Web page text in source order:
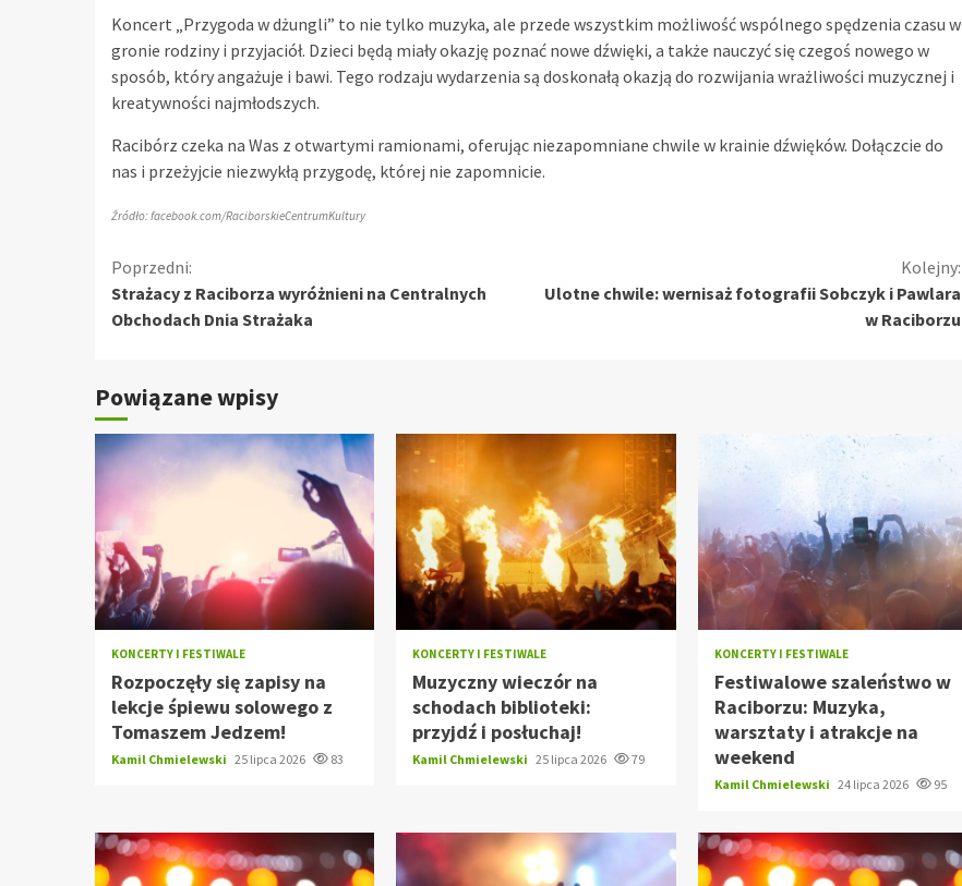
Koncert „Przygoda w dżungli” to nie tylko muzyka, ale przede wszystkim możliwość wspólnego spędzenia czasu w
gronie rodziny i przyjaciół. Dzieci będą miały okazję poznać nowe dźwięki, a także nauczyć się czegoś nowego w
sposób, który angażuje i bawi. Tego rodzaju wydarzenia są doskonałą okazją do rozwijania wrażliwości muzycznej i
kreatywności najmłodszych.
Racibórz czeka na Was z otwartymi ramionami, oferując niezapomniane chwile w krainie dźwięków. Dołączcie do
nas i przeżyjcie niezwykłą przygodę, której nie zapomnicie.
Źródło: facebook.com/RaciborskieCentrumKultury
Kontynuuj
czytanie
Poprzedni:
Strażacy z Raciborza wyróżnieni na Centralnych
Obchodach Dnia Strażaka
Kolejny:
Ulotne chwile: wernisaż fotografii Sobczyk i Pawlara
w Raciborzu
Powiązane wpisy
KONCERTY I FESTIWALE
Rozpoczęły się zapisy na
lekcje śpiewu solowego z
Tomaszem Jedzem!
Kamil Chmielewski 25 lipca 2026 83
KONCERTY I FESTIWALE
Muzyczny wieczór na
schodach biblioteki:
przyjdź i posłuchaj!
Kamil Chmielewski 25 lipca 2026 79
KONCERTY I FESTIWALE
Festiwalowe szaleństwo w
Raciborzu: Muzyka,
warsztaty i atrakcje na
weekend
Kamil Chmielewski 24 lipca 2026 95